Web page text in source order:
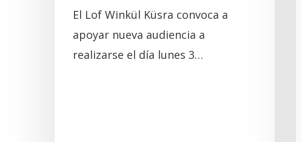
El Lof Winkül Küsra convoca a
apoyar nueva audiencia a
realizarse el día lunes 3…